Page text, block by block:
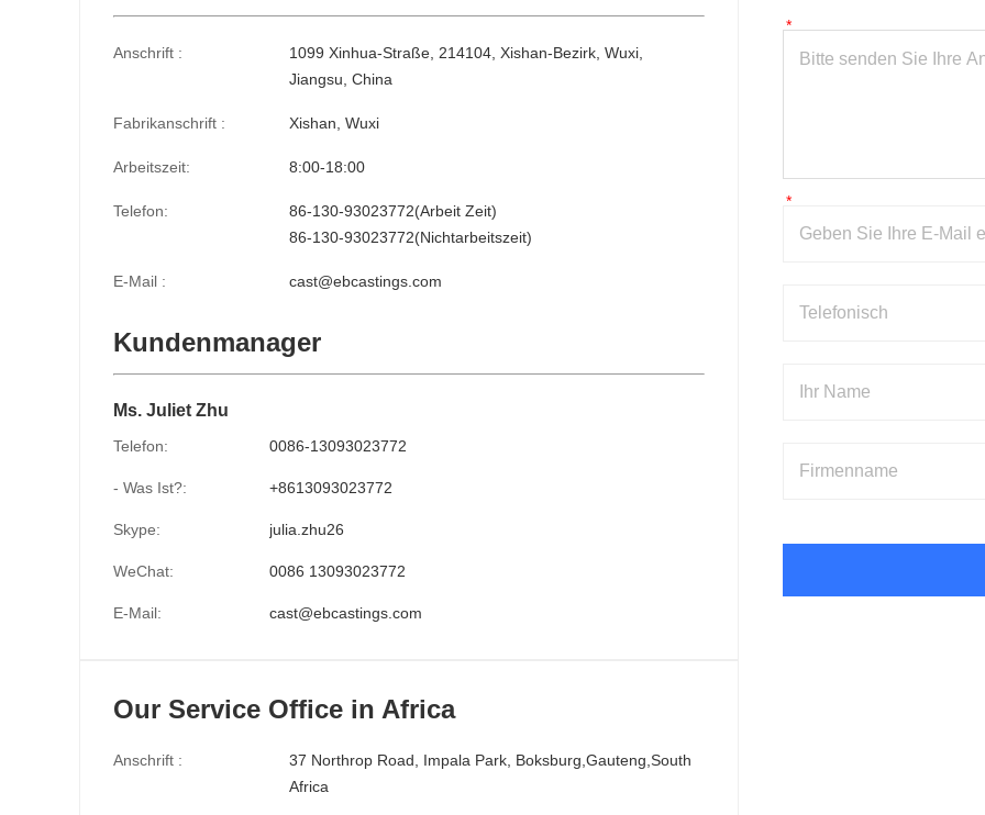
Anschrift :
1099 Xinhua-Straße, 214104, Xishan-Bezirk, Wuxi,
Jiangsu, China
Fabrikanschrift : Xishan, Wuxi
Arbeitszeit: 8:00-18:00
Telefon:
86-130-93023772(Arbeit Zeit)
86-130-93023772(Nichtarbeitszeit)
E-Mail : cast@ebcastings.com
Kundenmanager
Ms. Juliet Zhu
Telefon: 0086-13093023772
- Was Ist?: +8613093023772
Skype: julia.zhu26
WeChat: 0086 13093023772
E-Mail: cast@ebcastings.com
Our Service Office in Africa
Anschrift :
37 Northrop Road, Impala Park, Boksburg,Gauteng,South
Africa